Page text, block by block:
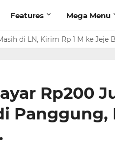
Features Mega Menu
di LN, Kirim Rp 1 M ke
Rp200
Panggung,